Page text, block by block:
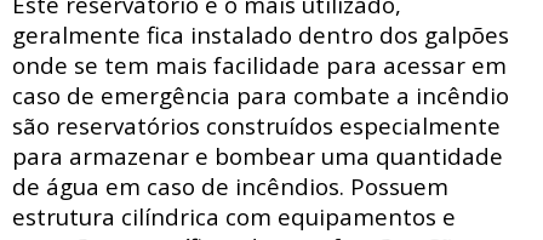
geralmente fica instalado dentro dos galpões
onde se tem mais facilidade para acessar em
caso de emergência para combate a incêndio
são reservatórios construídos especialmente
para armazenar e bombear uma quantidade
de água em caso de incêndios. Possuem
estrutura cilíndrica com equipamentos e